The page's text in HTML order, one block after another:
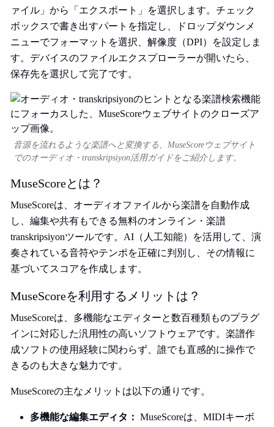
ァイル」から「エクスポート」を選択します。チェック
ボックスで書き出すパートを指定し、ドロップダウンメ
ニューでフォーマットを選択、解像度（DPI）を設定しま
す。デバイスのファイルエクスプローラーが開いたら、
保存先を選択して完了です。
音源を流れるような楽譜へと変換する、MuseScoreウェブサイト
でのオーディオ・transkripsiyon活用ガイドをご紹介します。
MuseScoreとは？
MuseScoreは、オーディオファイルから楽譜を自動作成
し、編集や共有もできる無料のオンライン・楽譜
transkripsiyonツールです。AI（人工知能）を活用して、演
奏されている音符やテンポを正確に判別し、その情報に
基づいてスコアを作成します。
MuseScoreを利用するメリットは？
MuseScoreは、多機能なエディターと数百種類ものプラグ
インに対応した汎用性の高いソフトウェアです。楽譜作
成ソフトの使用経験に関わらず、誰でも直感的に操作で
きるのも大きな魅力です。
MuseScoreの主なメリットは以下の通りです。
多機能な編集エディタ： MuseScoreは、MIDIキーボ